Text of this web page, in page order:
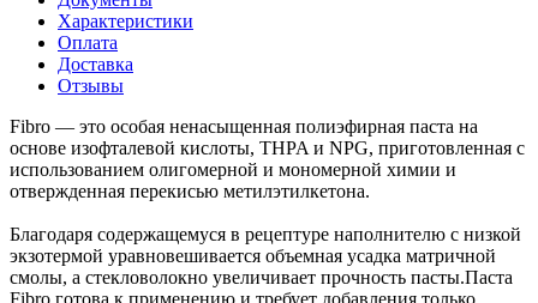
Характеристики
Оплата
Доставка
Отзывы
Fibro — это особая ненасыщенная полиэфирная паста на
основе изофталевой кислоты, THPA и NPG, приготовленная с
использованием олигомерной и мономерной химии и
отвержденная перекисью метилэтилкетона.
Благодаря содержащемуся в рецептуре наполнителю с низкой
экзотермой уравновешивается объемная усадка матричной
смолы, а стекловолокно увеличивает прочность пасты.Паста
Fibro готова к применению и требует добавления только